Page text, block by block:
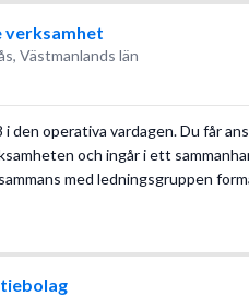
verksamhet
Västmanlands län
den operativa vardagen. Du får
och ingår i ett
med ledningsgruppen